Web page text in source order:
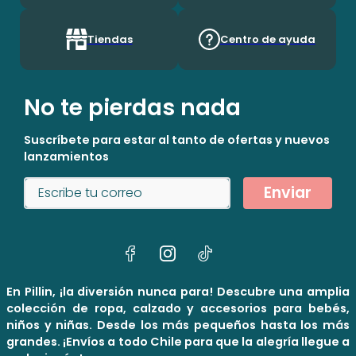
Tiendas Centro de ayuda
No te pierdas nada
Suscríbete para estar al tanto de ofertas y nuevos
lanzamientos
Enviar
En Pillin, ¡la diversión nunca para! Descubre una amplia
colección de ropa, calzado y accesorios para bebés,
niños y niñas. Desde los más pequeños hasta los más
grandes. ¡Envíos a todo Chile para que la alegría llegue a